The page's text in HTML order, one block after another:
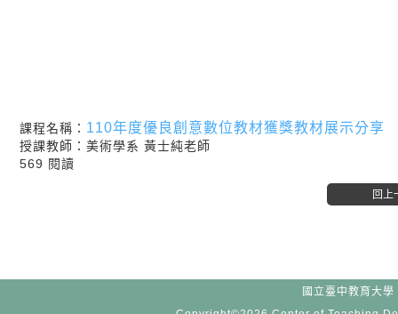
課程名稱： 110年度優良創意數位教材獲獎教材展示分享
授課教師：美術學系 黃士純老師
569 閱讀
國立臺中教育大